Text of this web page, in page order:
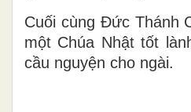
Cuối cùng Đức Thánh
một Chúa Nhật tốt
cầu nguyện cho ngài.